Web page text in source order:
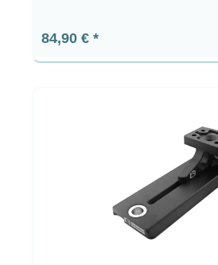
Precio normal:
84,90 €